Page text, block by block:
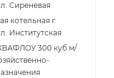
Сиреневая
котельная г.
Институтская
300 куб.м/